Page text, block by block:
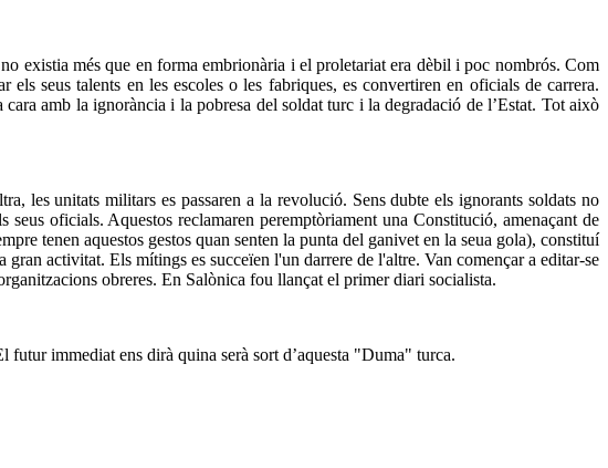
existia més que en forma embrionària i el proletariat era dèbil i poc nombrós. Com
seus talents en les escoles o les fabriques, es convertiren en oficials de carrera.
amb la ignorància i la pobresa del soldat turc i la degradació de l’Estat. Tot això
les unitats militars es passaren a la revolució. Sens dubte els ignorants soldats no
oficials. Aquestos reclamaren peremptòriament una Constitució, amenaçant de
tenen aquestos gestos quan senten la punta del ganivet en la seua gola), constituí
activitat. Els mítings es succeïen l'un darrere de l'altre. Van començar a editar-se
obreres. En Salònica fou llançat el primer diari socialista.
immediat ens dirà quina serà sort d’aquesta "Duma" turca.